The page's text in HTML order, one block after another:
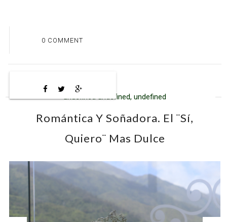
0 COMMENT
undefined undefined, undefined
Romántica Y Soñadora. El ¨Sí,
Quiero¨ Mas Dulce